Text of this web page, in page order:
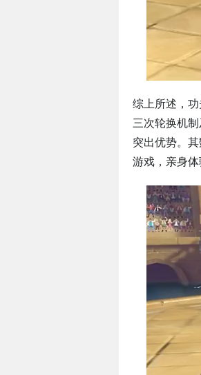
综上所述，
三次轮换机
突出优势。
游戏，亲身体